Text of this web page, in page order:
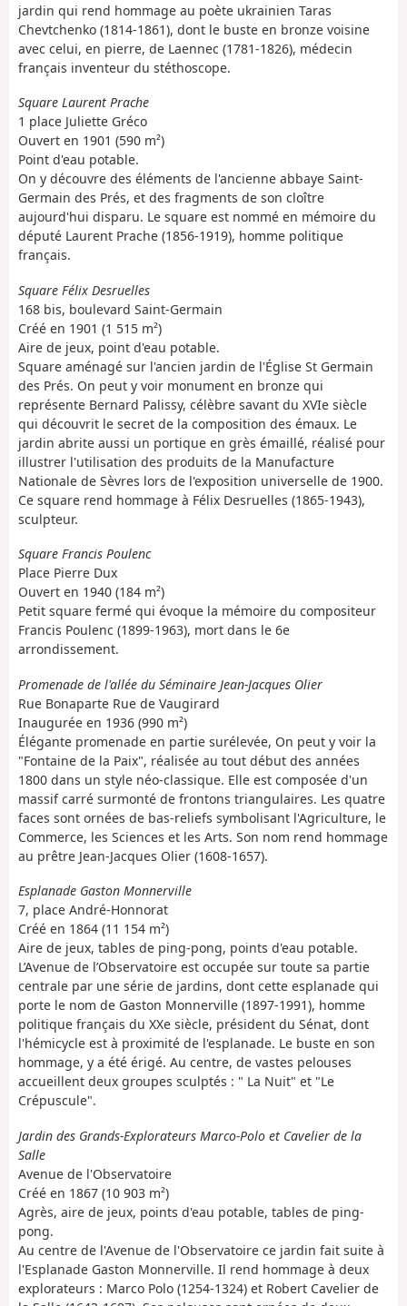
jardin qui rend hommage au poète ukrainien Taras
Chevtchenko (1814-1861), dont le buste en bronze voisine
avec celui, en pierre, de Laennec (1781-1826), médecin
français inventeur du stéthoscope.
Square Laurent Prache
1 place Juliette Gréco
Ouvert en 1901 (590 m²)
Point d'eau potable.
On y découvre des éléments de l'ancienne abbaye Saint-
Germain des Prés, et des fragments de son cloître
aujourd'hui disparu. Le square est nommé en mémoire du
député Laurent Prache (1856-1919), homme politique
français.
Square Félix Desruelles
168 bis, boulevard Saint-Germain
Créé en 1901 (1 515 m²)
Aire de jeux, point d'eau potable.
Square aménagé sur l'ancien jardin de l'Église St Germain
des Prés. On peut y voir monument en bronze qui
représente Bernard Palissy, célèbre savant du XVIe siècle
qui découvrit le secret de la composition des émaux. Le
jardin abrite aussi un portique en grès émaillé, réalisé pour
illustrer l'utilisation des produits de la Manufacture
Nationale de Sèvres lors de l'exposition universelle de 1900.
Ce square rend hommage à Félix Desruelles (1865-1943),
sculpteur.
Square Francis Poulenc
Place Pierre Dux
Ouvert en 1940 (184 m²)
Petit square fermé qui évoque la mémoire du compositeur
Francis Poulenc (1899-1963), mort dans le 6e
arrondissement.
Promenade de l'allée du Séminaire Jean-Jacques Olier
Rue Bonaparte Rue de Vaugirard
Inaugurée en 1936 (990 m²)
Élégante promenade en partie surélevée, On peut y voir la
"Fontaine de la Paix", réalisée au tout début des années
1800 dans un style néo-classique. Elle est composée d'un
massif carré surmonté de frontons triangulaires. Les quatre
faces sont ornées de bas-reliefs symbolisant l'Agriculture, le
Commerce, les Sciences et les Arts. Son nom rend hommage
au prêtre Jean-Jacques Olier (1608-1657).
Esplanade Gaston Monnerville
7, place André-Honnorat
Créé en 1864 (11 154 m²)
Aire de jeux, tables de ping-pong, points d'eau potable.
L’Avenue de l’Observatoire est occupée sur toute sa partie
centrale par une série de jardins, dont cette esplanade qui
porte le nom de Gaston Monnerville (1897-1991), homme
politique français du XXe siècle, président du Sénat, dont
l'hémicycle est à proximité de l'esplanade. Le buste en son
hommage, y a été érigé. Au centre, de vastes pelouses
accueillent deux groupes sculptés : " La Nuit" et "Le
Crépuscule".
Jardin des Grands-Explorateurs Marco-Polo et Cavelier de la
Salle
Avenue de l'Observatoire
Créé en 1867 (10 903 m²)
Agrès, aire de jeux, points d'eau potable, tables de ping-
pong.
Au centre de l'Avenue de l'Observatoire ce jardin fait suite à
l'Esplanade Gaston Monnerville. Il rend hommage à deux
explorateurs : Marco Polo (1254-1324) et Robert Cavelier de